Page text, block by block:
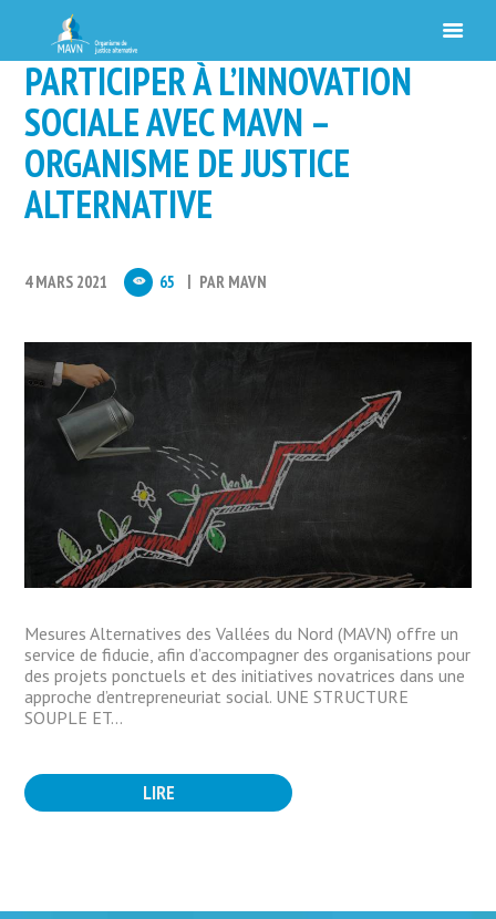
PARTICIPER À L’INNOVATION
SOCIALE AVEC MAVN –
ORGANISME DE JUSTICE
ALTERNATIVE
4 MARS 2021 65 PAR MAVN
Mesures Alternatives des Vallées du Nord (MAVN) offre un
service de fiducie, afin d’accompagner des organisations pour
des projets ponctuels et des initiatives novatrices dans une
approche d’entrepreneuriat social. UNE STRUCTURE
SOUPLE ET...
LIRE